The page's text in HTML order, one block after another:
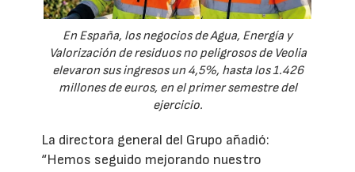
En España, los negocios de Agua, Energía y
Valorización de residuos no peligrosos de Veolia
elevaron sus ingresos un 4,5%, hasta los 1.426
millones de euros, en el primer semestre del
ejercicio.
La directora general del Grupo añadió:
“Hemos seguido mejorando nuestro